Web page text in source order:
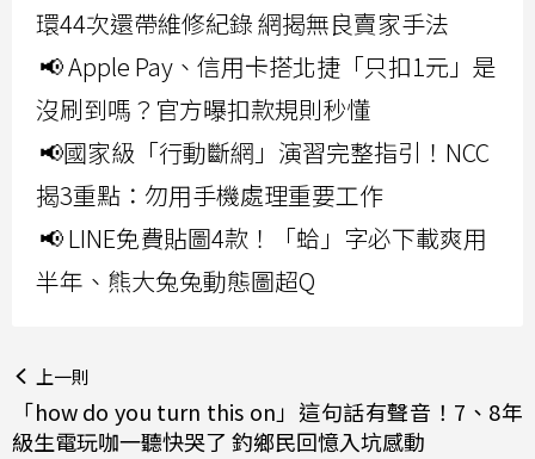
環44次還帶維修紀錄 網揭無良賣家手法
📢 Apple Pay、信用卡搭北捷「只扣1元」是
沒刷到嗎？官方曝扣款規則秒懂
📢國家級「行動斷網」演習完整指引！NCC
揭3重點：勿用手機處理重要工作
📢 LINE免費貼圖4款！「蛤」字必下載爽用
半年、熊大兔兔動態圖超Q
上一則
「how do you turn this on」這句話有聲音！7、8年
級生電玩咖一聽快哭了 釣鄉民回憶入坑感動